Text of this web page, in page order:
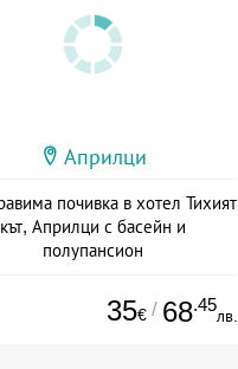
Априлци
почивка в хотел Тихият
кът, Априлци с басейн и
полупансион
35€ / 68.45
лв.